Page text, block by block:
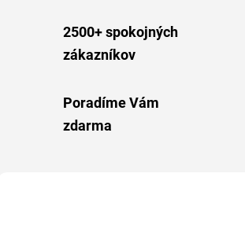
2500+ spokojných
zákazníkov
Poradíme Vám
zdarma